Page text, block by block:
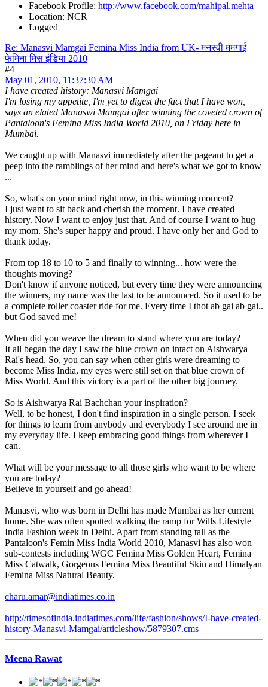
Facebook Profile: http://www.facebook.com/mahipal.mehta
Location: NCR
Logged
Re: Manasvi Mamgai Femina Miss India from UK- मनस्वी ममगाई
फेमिना मिस इंडिया 2010
#4
May 01, 2010, 11:37:30 AM
I have created history: Manasvi Mamgai
I'm losing my appetite, I'm yet to digest the fact that I have won,
says an elated Manaswi Mamgai after winning the coveted crown of
Pantaloon's Femina Miss India World 2010, on Friday here in
Mumbai.
We caught up with Manasvi immediately after the pageant to get a
peep into the ramblings of her mind and here's what we got to know
...
So, what's on your mind right now, in this winning moment?
I just want to sit back and cherish the moment. I have created
history. Now I want to enjoy just that. And of course I want to hug
my mom. She's super happy and proud. I have only her and God to
thank today.
From top 18 to 10 to 5 and finally to winning... how were the
thoughts moving?
Don't know if anyone noticed, but every time they were announcing
the winners, my name was the last to be announced. So it used to be
a complete roller coaster ride for me. Every time I thot ab gai ab gai..
but God saved me!
When did you weave the dream to stand where you are today?
It all began the day I saw the blue crown on intact on Aishwarya
Rai's head. So, you can say when other girls were dreaming to
become Miss India, my eyes were still set on that blue crown of
Miss World. And this victory is a part of the other big journey.
So is Aishwarya Rai Bachchan your inspiration?
Well, to be honest, I don't find inspiration in a single person. I seek
for things to learn from anybody and everybody I see around me in
my everyday life. I keep embracing good things from wherever I
can.
What will be your message to all those girls who want to be where
you are today?
Believe in yourself and go ahead!
Manasvi, who was born in Delhi has made Mumbai as her current
home. She was often spotted walking the ramp for Wills Lifestyle
India Fashion week in Delhi. Apart from standing tall as the
Pantaloon's Femin Miss India World 2010, Manasvi has also won
sub-contests including WGC Femina Miss Golden Heart, Femina
Miss Catwalk, Gorgeous Femina Miss Beautiful Skin and Himalyan
Femina Miss Natural Beauty.
charu.amar@indiatimes.co.in
http://timesofindia.indiatimes.com/life/fashion/shows/I-have-created-
history-Manasvi-Mamgai/articleshow/5879307.cms
Meena Rawat